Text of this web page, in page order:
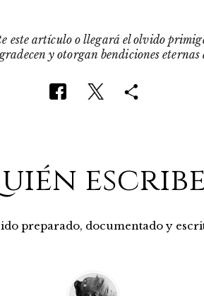
este artículo o llegará el olvido
y otorgan bendiciones eternas
preparado, documentado y